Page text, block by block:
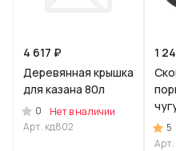
4 617 ₽
Деревянная крышка
для казана 80л
0
Нет в наличии
Арт. кд802
1
5
Арт.